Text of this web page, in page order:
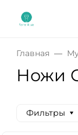
Главная
Ножи
Фильтры